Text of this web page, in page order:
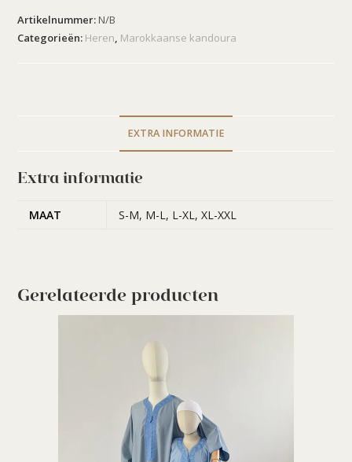
Artikelnummer: N/B
Categorieën: Heren Marokkaanse kandoura
EXTRA INFORMATIE
Extra informatie
MAAT S-M, M-L, L-XL, XL-XXL
Gerelateerde producten